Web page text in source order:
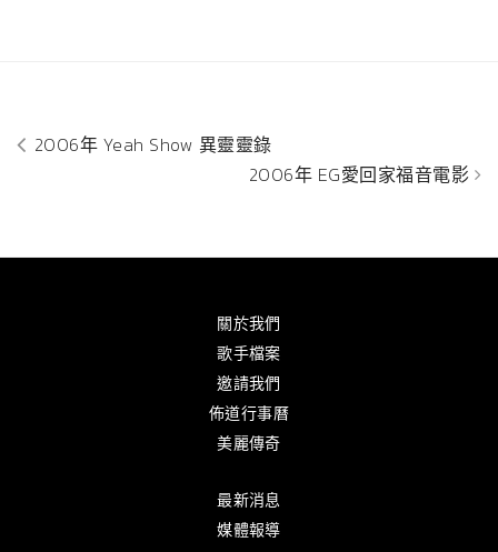
2006年 Yeah Show 異靈靈錄
2006年 EG愛回家福音電影
關於我們
歌手檔案
邀請我們
佈道行事曆
美麗傳奇
最新消息
媒體報導